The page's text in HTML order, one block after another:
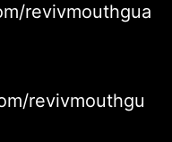
revivmouthgua
revivmouthgu